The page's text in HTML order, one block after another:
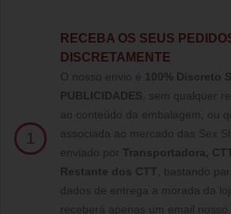
1
RECEBA OS SEUS
DISCRETAMENTE
O nosso envio é 100% Discreto
PUBLICIDADES , sem qualquer
ao conteúdo da embalagem, ou
associada ao mercado das Sex
enviado por Transportadora,
Restante dos CTT , bastando
dados de entrega a morada da
receberá apenas um email